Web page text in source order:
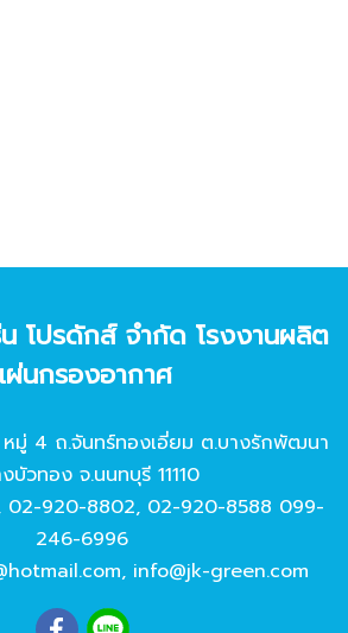
โปรดักส์ จํากัด โรงงานผลิต
ผ่นกรองอากาศ
มู่ 4 ถ.จันทร์ทองเอี่ยม ต.บางรักพัฒนา
บัวทอง จ.นนทบุรี 11110
02-920-8802, 02-920-8588 099-
246-6996
, info@jk-green.com